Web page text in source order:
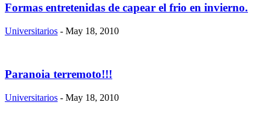
Formas entretenidas de capear el frio en invierno.
Universitarios - May 18, 2010
Paranoia terremoto!!!
Universitarios - May 18, 2010